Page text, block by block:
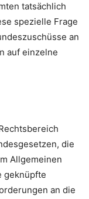
tatsächlich
spezielle Frage
an
auf einzelne
die
Allgemeinen
geknüpfte
an die